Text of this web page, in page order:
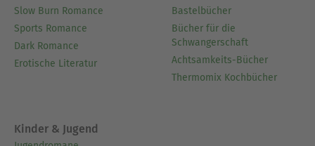
Slow Burn Romance
Sports Romance
Dark Romance
Erotische Literatur
Bastelbücher
Bücher für die
Schwangerschaft
Achtsamkeits-Bücher
Thermomix Kochbücher
Kinder & Jugend